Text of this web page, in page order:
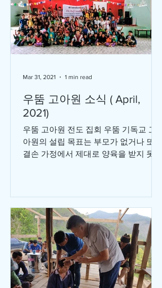
우뚬 고아원 소식 ( April,
2021)
우뚬 고아원 전도 집회 우뚬 기독교 고
아원의 설립 목표는 부모가 없거나 또는
결손 가정에서 제대로 양육을 받지 못하
Mar 31, 2021 1 min read